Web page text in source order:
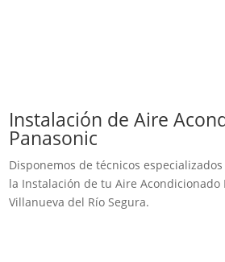
Instalación de Aire
Panasonic
Disponemos de técnicos
la Instalación de tu Aire Acondicionado
Villanueva del Río Segura.